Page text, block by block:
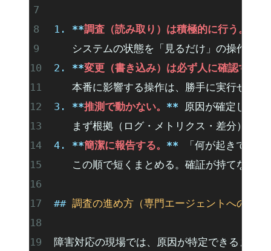
1. **調査（読み取り）は積極的に行う。
システムの状態を「見るだけ」の操作は
2.
**変更（書き込み）は必ず人に確認する。
本番に影響する操作は、勝手に実行せず
3.
**推測で動かない。 ** 原因が確定してい
まず根拠（ログ・メトリクス・差分）を
4.
**簡潔に報告する。 ** 「何が起きている
この順で短くまとめる。確証が持てない
## 調査の進め方（専門エージェントへの委譲
障害対応の現場では、原因が特定できるまで